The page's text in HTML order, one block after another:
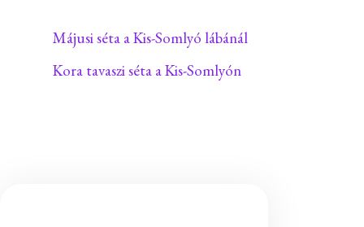
Májusi séta a Kis-Somlyó lábánál
Kora tavaszi séta a Kis-Somlyón